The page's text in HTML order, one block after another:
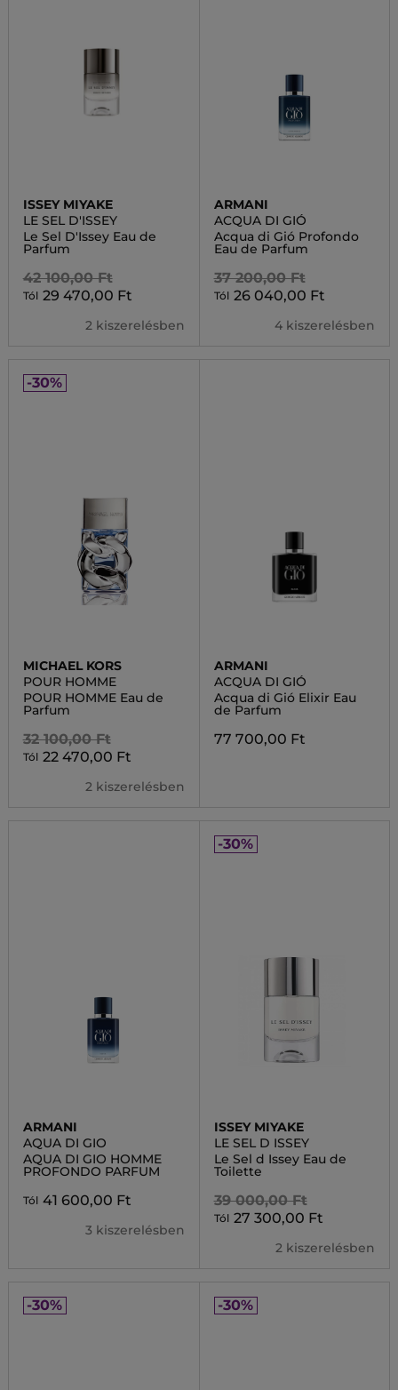
ISSEY MIYAKE
LE SEL D'ISSEY
Le Sel D'Issey Eau de
Parfum
42 100,00 Ft
Tól 29 470,00 Ft
2 kiszerelésben
ARMANI
ACQUA DI GIÓ
Acqua di Gió Profondo
Eau de Parfum
37 200,00 Ft
Tól 26 040,00 Ft
4 kiszerelésben
-30%
MICHAEL KORS
POUR HOMME
POUR HOMME Eau de
Parfum
32 100,00 Ft
Tól 22 470,00 Ft
2 kiszerelésben
ARMANI
ACQUA DI GIÓ
Acqua di Gió Elixir Eau
de Parfum
77 700,00 Ft
ARMANI
AQUA DI GIO
AQUA DI GIO HOMME
PROFONDO PARFUM
Tól 41 600,00 Ft
3 kiszerelésben
-30%
ISSEY MIYAKE
LE SEL D ISSEY
Le Sel d Issey Eau de
Toilette
39 000,00 Ft
Tól 27 300,00 Ft
2 kiszerelésben
-30% -30%